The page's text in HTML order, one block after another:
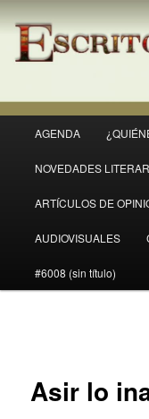
Ir
al
contenido
principal
Revista Escritores en
principal
AGENDA
NOVEDADES
ARTÍCULOS DE
AUDIOVISUALES
#6008 (sin título)
Asir lo